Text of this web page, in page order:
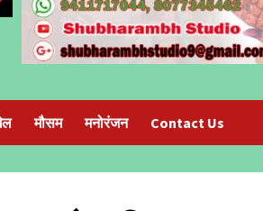
मौसम मनोरंजन Contact Us